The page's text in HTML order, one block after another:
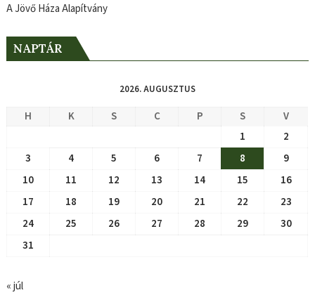
A Jövő Háza Alapítvány
NAPTÁR
2026. AUGUSZTUS
H K S C P S
V
1
2
3
4 5 6 7 8
9
10
11 12 13 14 15
16
17
18 19 20 21 22
23
24
25 26 27 28 29
30
31
« júl